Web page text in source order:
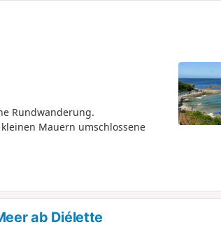
Rundwanderung.
Mauern umschlossene
ab Diélette